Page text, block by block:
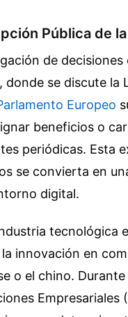
Pública de
de
donde se discute
Europeo
beneficios o
periódicas. Esta
se convierta en
digital.
tecnológica
innovación en
o el chino.
Empresariales